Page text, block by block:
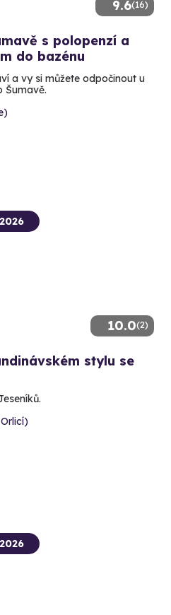
9.6(16)
s polopenzí a
do bazénu
a vy si můžete odpočinout u
Šumavě.
10.0(2)
stylu se